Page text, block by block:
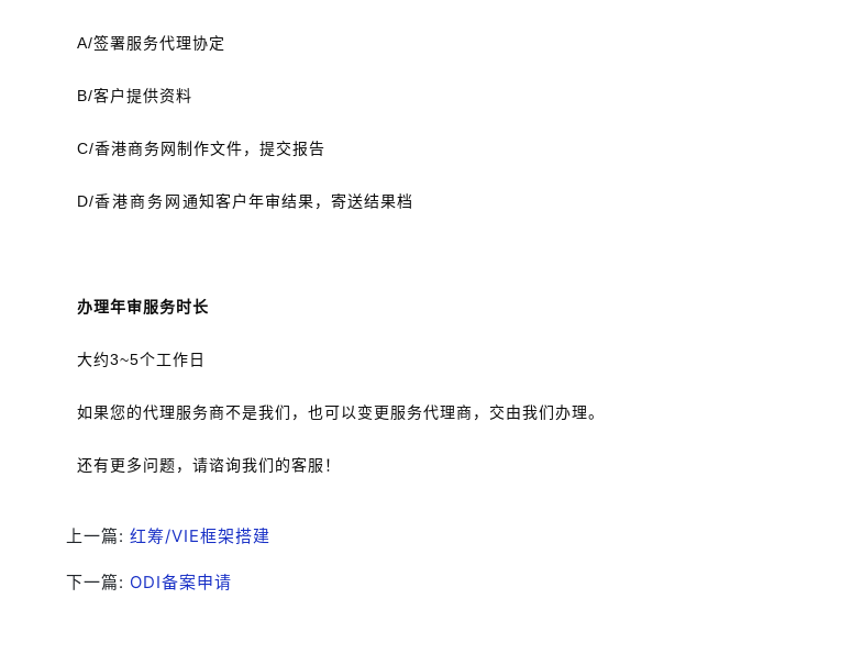
A/签署服务代理协定
B/客户提供资料
C/香港商务网制作文件，提交报告
D/香港商务网 通知客户年审结果，寄送结果档
办理年审服务时长
大约3~5个工作日
如果您的代理服务商不是我们，也可以变更服务代理商，交由我们办理。
还有更多问题，请谘询我们的客服！
上一篇: 红筹/VIE框架搭建
下一篇: ODI备案申请